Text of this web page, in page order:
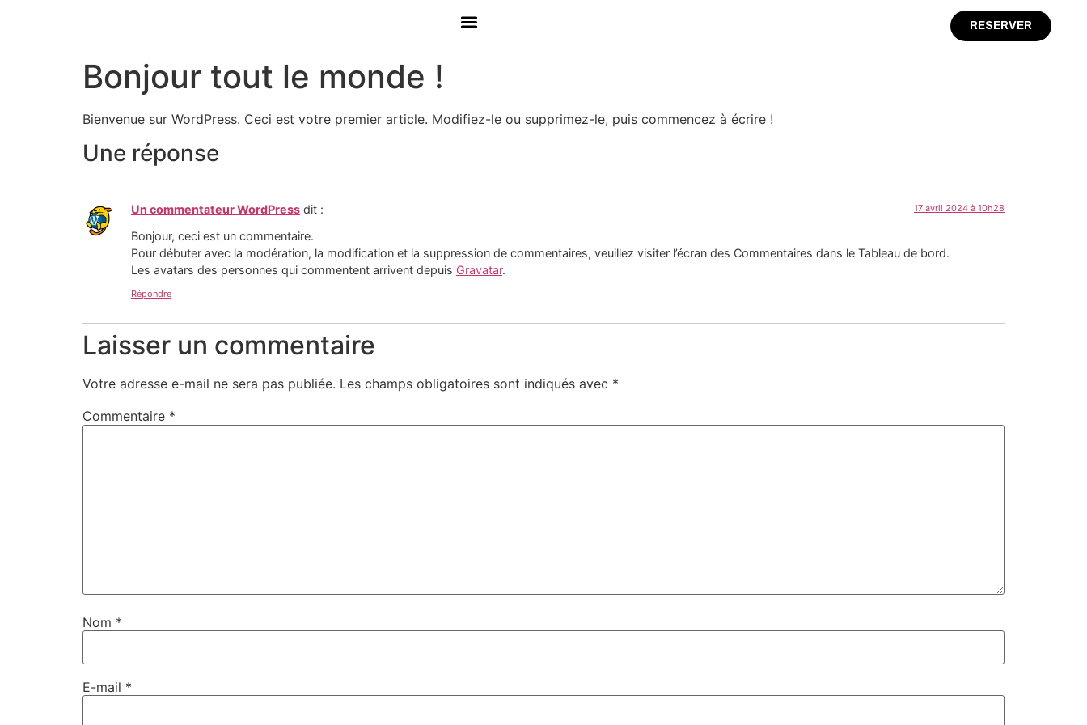
RESERVER
Bonjour tout le monde !
Bienvenue sur WordPress. Ceci est votre premier article. Modifiez-le ou supprimez-le, puis commencez à écrire !
Une réponse
Un commentateur WordPress dit : 17 avril 2024 à 10h28
Bonjour, ceci est un commentaire.
Pour débuter avec la modération, la modification et la suppression de commentaires, veuillez visiter l’écran des Commentaires dans le Tableau de bord.
Les avatars des personnes qui commentent arrivent depuis Gravatar.
Répondre
Laisser un commentaire
Votre adresse e-mail ne sera pas publiée. Les champs obligatoires sont indiqués avec *
Commentaire *
Nom *
E-mail *